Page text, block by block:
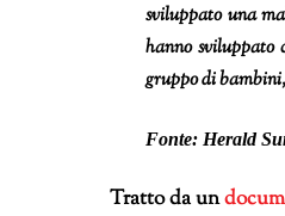
sviluppato una
hanno sviluppato
gruppo di
Fonte: Herald
Tratto da un